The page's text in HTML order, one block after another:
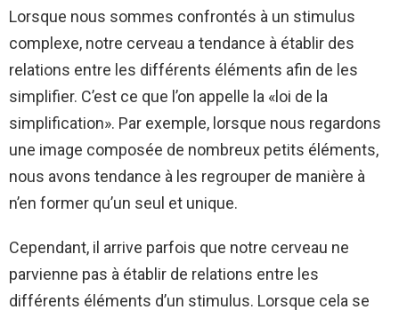
Lorsque nous sommes confrontés à un stimulus
complexe, notre cerveau a tendance à établir des
relations entre les différents éléments afin de les
simplifier. C’est ce que l’on appelle la «loi de la
simplification». Par exemple, lorsque nous regardons
une image composée de nombreux petits éléments,
nous avons tendance à les regrouper de manière à
n’en former qu’un seul et unique.
Cependant, il arrive parfois que notre cerveau ne
parvienne pas à établir de relations entre les
différents éléments d’un stimulus. Lorsque cela se